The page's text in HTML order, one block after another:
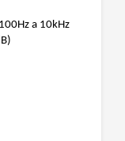
a 10kHz